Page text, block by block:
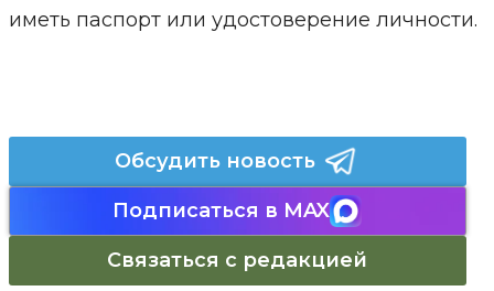
иметь паспорт или удостоверение личности.
Обсудить новость
Подписаться в MAX
Связаться с редакцией